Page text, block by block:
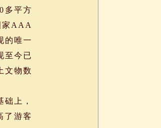
多平方
家AAA
的唯一
至今已
文物数
上，
了游客